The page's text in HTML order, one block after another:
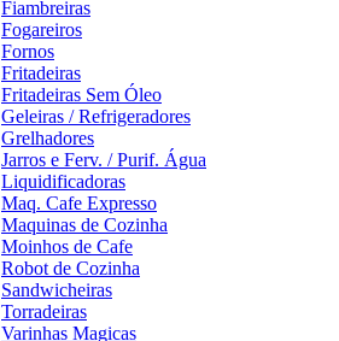
Fiambreiras
Fogareiros
Fornos
Fritadeiras
Fritadeiras Sem Óleo
Geleiras / Refrigeradores
Grelhadores
Jarros e Ferv. / Purif. Água
Liquidificadoras
Maq. Cafe Expresso
Maquinas de Cozinha
Moinhos de Cafe
Robot de Cozinha
Sandwicheiras
Torradeiras
Varinhas Magicas